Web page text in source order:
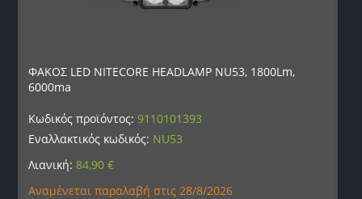
ΦΑΚΟΣ LED NITECORE HEADLAMP NU53, 1800Lm,
6000ma
Κωδικός προϊόντος:9110101393
Εναλλακτικός κωδικός: NU53
Λιανική:84,90€
Αναμένεται παραλαβή στις 28/8/2026